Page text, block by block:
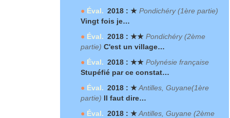
● Éval. 2018 : ★ Pondichéry (1ère partie)
Vingt fois je…
● Éval. 2018 : ★★ Pondichéry (2ème
partie) C'est un village…
● Éval. 2018 : ★★ Polynésie française
Stupéfié par ce constat…
● Éval. 2018 : ★Antilles, Guyane(1ère
partie) Il faut dire…
● Éval. 2018 : ★Antilles, Guyane (2ème